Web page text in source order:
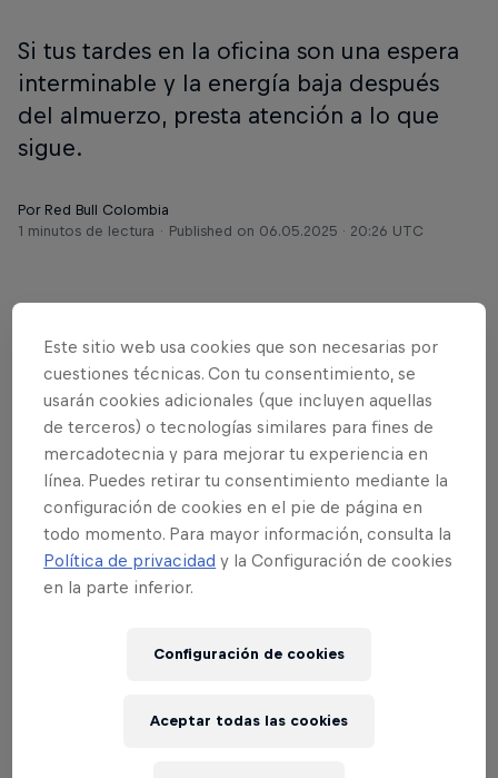
Si tus tardes en la oficina son una espera
interminable y la energía baja después
del almuerzo, presta atención a lo que
sigue.
Por Red Bull Colombia
1 minutos de lectura
Published on 06.05.2025 · 20:26 UTC
¡Dale un giro cool a tus tardes en la oficina!
Sabemos que después del almuerzo la energía baja
y concentrarse se convierte en un reto. Pero no te
preocupes, Red Bull tiene la solución perfecta para
convertirte en el héroe del #afterlunch: ¡nuestro
Energy Zone para tu oficina!
¿Quieres saber cómo participar?
Ingresa a TikTok.
nuestro perfil @redbullcol o haz clic en este
Graba y sube un video usando el filtro,
Este sitio web usa cookies que son necesarias por
cuestiones técnicas. Con tu consentimiento, se
usarán cookies adicionales (que incluyen aquellas
de terceros) o tecnologías similares para fines de
mercadotecnia y para mejorar tu experiencia en
línea. Puedes retirar tu consentimiento mediante la
configuración de cookies en el pie de página en
todo momento. Para mayor información, consulta la
Política de privacidad y la Configuración de cookies
en la parte inferior.
Configuración de cookies
Aceptar todas las cookies